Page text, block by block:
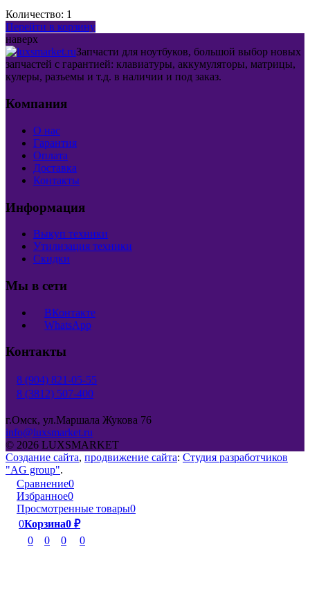
Количество: 1
Перейти в корзину
наверх
Запчасти для ноутбуков, большой выбор новых
запчастей с гарантией: клавиатуры, аккумуляторы, матрицы,
кулеры, разъемы и т.д. в наличии и под заказ.
Компания
О нас
Гарантия
Оплата
Доставка
Контакты
Информация
Выкуп техники
Утилизация техники
Скидки
Мы в сети
ВКонтакте
WhatsApp
Контакты
8 (904) 821-05-55
8 (3812) 507-400
г.Омск, ул.Маршала Жукова 76
info@luxsmarket.ru
© 2026 LUXSMARKET
Создание сайта, продвижение сайта: Студия разработчиков
"AG group".
Сравнение0
Избранное0
Просмотренные товары0
0Корзина0 ₽
0
0 0 0